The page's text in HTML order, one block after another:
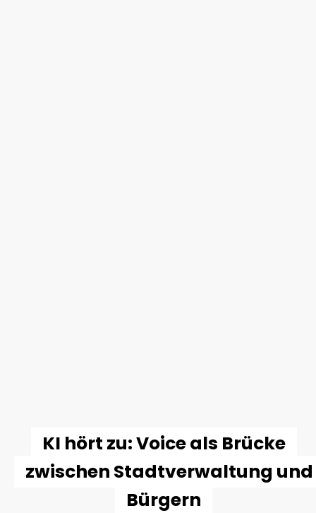
KI hört zu: Voice als Brücke
zwischen Stadtverwaltung und
Bürgern